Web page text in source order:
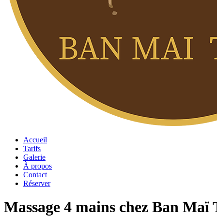
Accueil
Tarifs
Galerie
À propos
Contact
Réserver
Massage 4 mains chez Ban Maï